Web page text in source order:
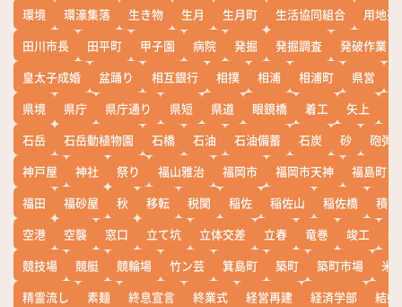
環境
環濠集落 生き物 生月 生月町 生活協同組合
用地売
田川市長
田平町 甲子園 病院 発掘 発掘調査
発破作業
皇太子成婚
盆踊り 相互銀行 相撲 相浦 相浦町 県営
県境
県庁 県庁通り 県短 県道 眼鏡橋 着工 矢上
石岳
石岳動植物園 石橋 石油 石油備蓄 石炭 砂
砲弾
神戸屋
神社 祭り 福山雅治 福岡市 福岡市天神
福島町
福田
福砂屋 秋 移転 税関 稲佐 稲佐山 稲佐橋
積雪
空港
空襲 窓口 立て坑 立体交差 立春 竜巻 竣工
競技場
競艇 競輪場 竹ン芸 箕島町 築町 築町市場
米
精霊流し
素麺 終息宣言 終業式 経営再建 経済学部
結婚